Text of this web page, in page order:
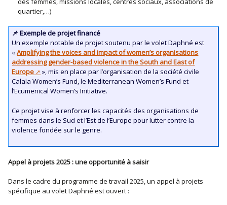
quartier,…)
📌 Exemple de projet financé
Un exemple notable de projet soutenu par le volet Daphné est
«Amplifying the voices and impact of women’s organisations
addressing gender-based violence in the South and East of
Europe
», mis en place par l’organisation de la société civile
Calala Women’s Fund, le Mediterranean Women’s Fund et
l’Ecumenical Women’s Initiative.
Ce projet vise à renforcer les capacités des organisations de
femmes dans le Sud et l’Est de l’Europe pour lutter contre la
violence fondée sur le genre.
Appel à projets 2025 : une opportunité à saisir
Dans le cadre du programme de travail 2025, un appel à projets
spécifique au volet Daphné est ouvert :